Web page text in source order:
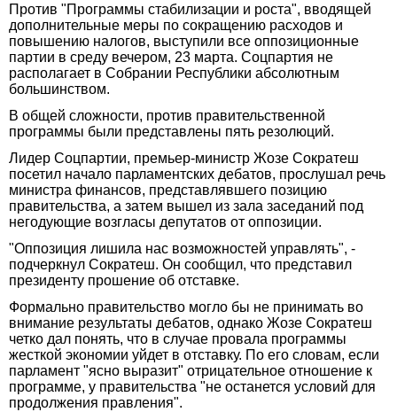
Против "Программы стабилизации и роста", вводящей
дополнительные меры по сокращению расходов и
повышению налогов, выступили все оппозиционные
партии в среду вечером, 23 марта. Соцпартия не
располагает в Собрании Республики абсолютным
большинством.
В общей сложности, против правительственной
программы были представлены пять резолюций.
Лидер Соцпартии, премьер-министр Жозе Сократеш
посетил начало парламентских дебатов, прослушал речь
министра финансов, представлявшего позицию
правительства, а затем вышел из зала заседаний под
негодующие возгласы депутатов от оппозиции.
"Оппозиция лишила нас возможностей управлять", -
подчеркнул Сократеш. Он сообщил, что представил
президенту прошение об отставке.
Формально правительство могло бы не принимать во
внимание результаты дебатов, однако Жозе Сократеш
четко дал понять, что в случае провала программы
жесткой экономии уйдет в отставку. По его словам, если
парламент "ясно выразит" отрицательное отношение к
программе, у правительства "не останется условий для
продолжения правления".